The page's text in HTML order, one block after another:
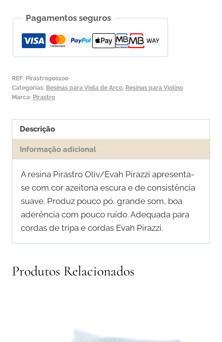
para
Violino
e
Pirastro
Oliv/Evah
Pirazzi
Pagamentos seguros
REF: Pirastro900100
Categorias: Resinas para Viola de Arco, Resinas para Violino
Marca: Pirastro
Descrição
Informação adicional
A resina Pirastro Oliv/Evah Pirazzi apresenta-
se com cor azeitona escura e de consistência
suave. Produz pouco pó, grande som, boa
aderência com pouco ruído. Adequada para
cordas de tripa e cordas Evah Pirazzi.
Produtos Relacionados